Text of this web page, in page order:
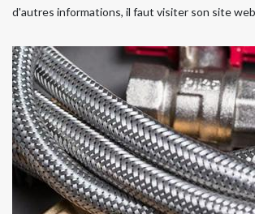
d'autres informations, il faut visiter son site